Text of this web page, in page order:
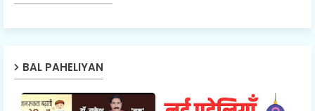
BAL PAHELIYAN